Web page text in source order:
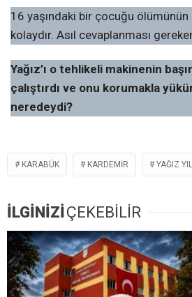
16 yaşındaki bir çocuğu
kolaydır. Asıl cevaplanması
Yağız’ı o tehlikeli makinenin
çalıştırdı ve onu korumakla
neredeydi?
KARABÜK KARDEMİR YAĞIZ
İLGİNİZİ ÇEKEBİLİR